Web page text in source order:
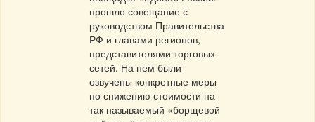
прошло совещание с
руководством Правительства
РФ и главами регионов,
представителями торговых
сетей. На нем были
озвучены конкретные меры
по снижению стоимости на
так называемый «борщевой